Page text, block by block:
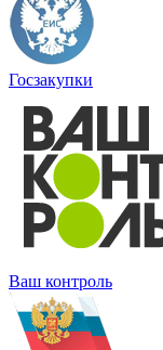
Госзакупки
Ваш контроль